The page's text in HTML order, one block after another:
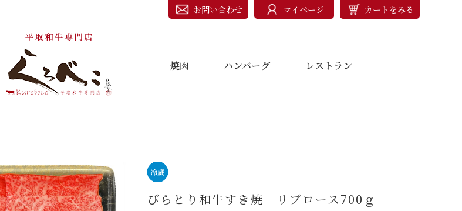
お問い合わせ マイページ カートをみる
焼肉 ハンバーグ レストラン
びらとり和牛すき焼 リブロース700ｇ